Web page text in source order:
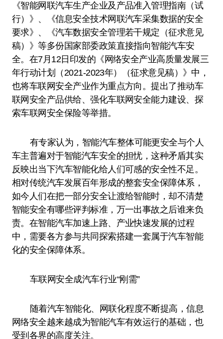
《智能网联汽车生产企业及产品准入管理指南（试
行）》、《信息安全技术网联汽车采集数据的安全
要求》、《汽车数据安全管理若干规定（征求意见
稿）》等多份国家部委政策直接指向智能汽车安
全。在7月12日印发的《网络安全产业高质量发展三
年行动计划（2021-2023年）（征求意见稿）》中，
也将车联网安全产业作为重点方向。提出了推动车
联网安全产品供给、强化车联网安全能力建设、探
索车联网安全保险等举措。
有专家认为，智能汽车整体可能更安全与个人
车主普遍对于智能汽车安全的担忧，这种矛盾其实
反映出当下汽车智能化给人们可感的安全性不足。
相对传统汽车发展百年形成的整套安全保障体系，
如今人们在把一部分安全让渡给智能时，却不清楚
智能安全有哪些评判标准，万一出事故之后谁来负
责。在智能汽车加速上路、产业快速发展的过程
中，需要各方参与共同探索搭建一套属于汽车智能
化的安全保障体系。
车联网安全成汽车行业“刚需”
随着汽车智能化、网联化程度不断提高，信息
网络安全越来越成为智能汽车有效运行的基础，也
受到各界的高度关注。